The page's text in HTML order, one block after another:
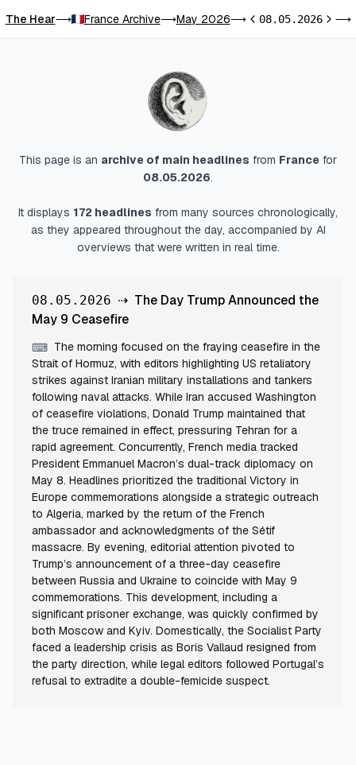
The Hear⟶ France Archive⟶May 2026⟶Previous day
08.05.2026Next⟶
This page is an archive of main headlines from France for
08.05.2026.
It displays 172 headlines from many sources chronologically,
as they appeared throughout the day, accompanied by AI
overviews that were written in real time.
08.05.2026 ⇢ The Day Trump Announced the
May 9 Ceasefire
⌨ The morning focused on the fraying ceasefire in the
Strait of Hormuz, with editors highlighting US retaliatory
strikes against Iranian military installations and tankers
following naval attacks. While Iran accused Washington
of ceasefire violations, Donald Trump maintained that
the truce remained in effect, pressuring Tehran for a
rapid agreement. Concurrently, French media tracked
President Emmanuel Macron’s dual-track diplomacy on
May 8. Headlines prioritized the traditional Victory in
Europe commemorations alongside a strategic outreach
to Algeria, marked by the return of the French
ambassador and acknowledgments of the Sétif
massacre. By evening, editorial attention pivoted to
Trump’s announcement of a three-day ceasefire
between Russia and Ukraine to coincide with May 9
commemorations. This development, including a
significant prisoner exchange, was quickly confirmed by
both Moscow and Kyiv. Domestically, the Socialist Party
faced a leadership crisis as Boris Vallaud resigned from
the party direction, while legal editors followed Portugal’s
refusal to extradite a double-femicide suspect.